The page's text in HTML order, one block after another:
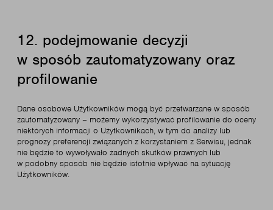
12. podejmowanie decyzji
w sposób zautomatyzowany oraz
profilowanie
Dane osobowe Użytkowników mogą być przetwarzane w sposób
zautomatyzowany – możemy wykorzystywać profilowanie do oceny
niektórych informacji o Użytkownikach, w tym do analizy lub
prognozy preferencji związanych z korzystaniem z Serwisu, jednak
nie będzie to wywoływało żadnych skutków prawnych lub
w podobny sposób nie będzie istotnie wpływać na sytuację
Użytkowników.